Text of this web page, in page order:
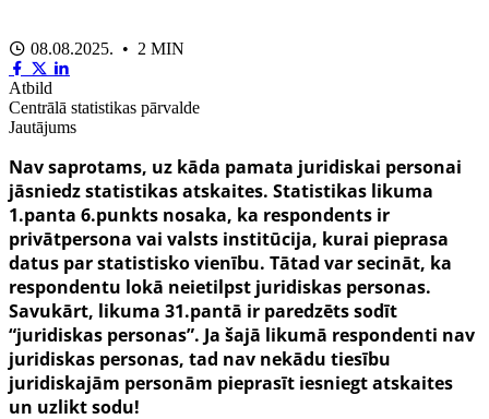
08.08.2025. • 2 MIN
Atbild
Centrālā statistikas pārvalde
Jautājums
Nav saprotams, uz kāda pamata juridiskai personai
jāsniedz statistikas atskaites. Statistikas likuma
1.panta 6.punkts nosaka, ka respondents ir
privātpersona vai valsts institūcija, kurai pieprasa
datus par statistisko vienību. Tātad var secināt, ka
respondentu lokā neietilpst juridiskas personas.
Savukārt, likuma 31.pantā ir paredzēts sodīt
“juridiskas personas”. Ja šajā likumā respondenti nav
juridiskas personas, tad nav nekādu tiesību
juridiskajām personām pieprasīt iesniegt atskaites
un uzlikt sodu!